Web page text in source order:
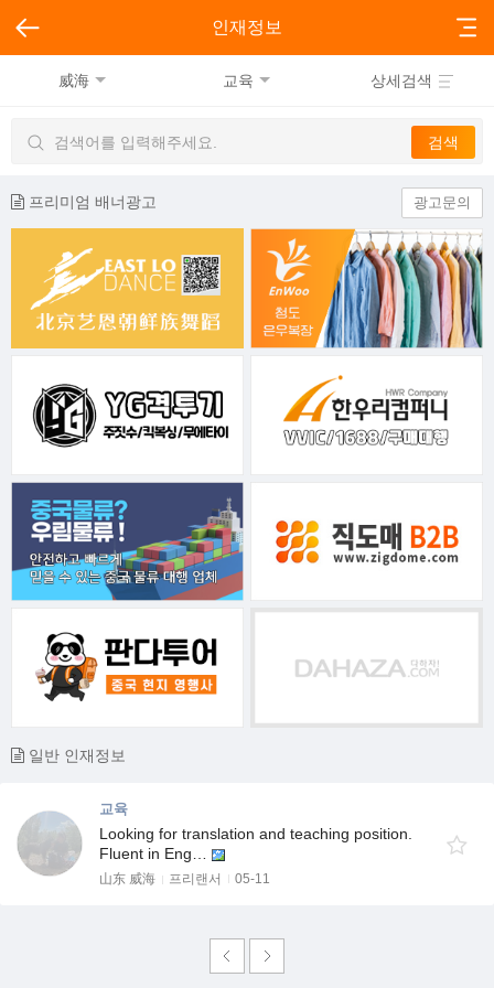
인재정보
威海 교육 상세검색
프리미엄 배너광고 광고문의
일반 인재정보
교육
Looking for translation and teaching position.
Fluent in Eng…
山东 威海 프리랜서 05-11